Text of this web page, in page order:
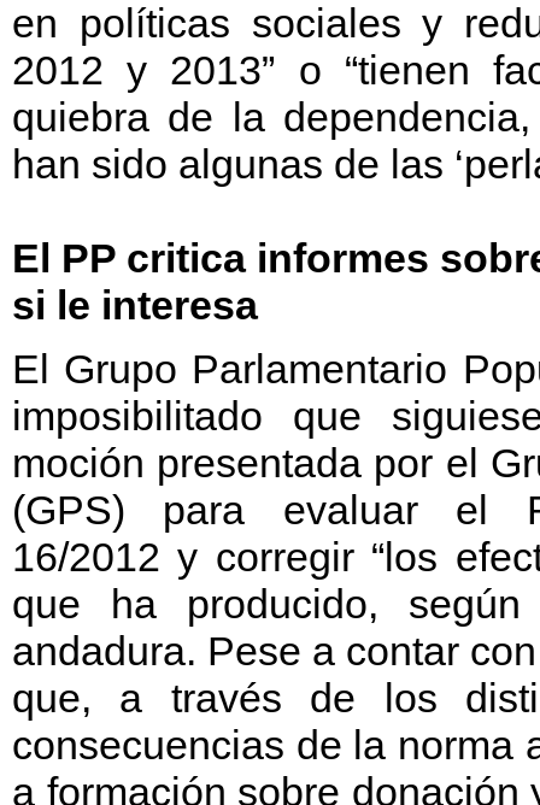
en políticas sociales y
2012 y 2013” o “tienen
quiebra de la
han sido algunas de las
El PP critica informes
si le interesa
El Grupo Parlamentario
imposibilitado que
moción presentada por el
(GPS) para evaluar el
16/2012 y corregir “los
que ha producido,
andadura. Pese a contar
que, a través de los
consecuencias de la norma
a formación sobre donación